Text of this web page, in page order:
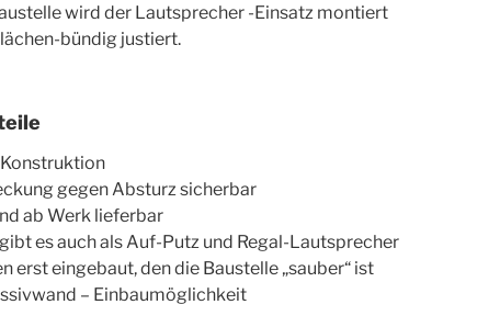
wird der Lautsprecher -Einsatz montiert
bündig justiert.
gegen Absturz sicherbar
ab Werk lieferbar
es auch als Auf-Putz und Regal-Lautsprecher
erst eingebaut, den die Baustelle „sauber“ ist
– Einbaumöglichkeit